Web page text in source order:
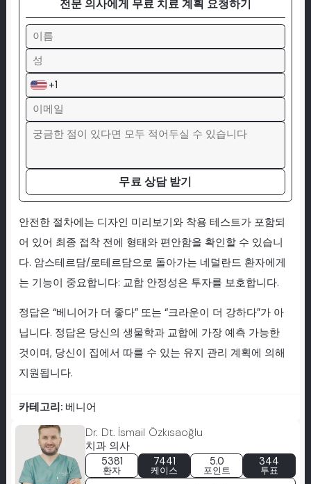
전문 의사에게 무료 치료 계획 요청하기
+1
무료 상담 받기
안전한 절차에는 디자인 미리보기와 착용 테스트가 포함되
어 있어 최종 접착 전에 형태와 편안함을 확인할 수 있습니
다. 암스테르담/로테르담으로 돌아가는 네덜란드 환자에게
는 기능이 중요합니다: 교합 안정성은 투자를 보호합니다.
정답은 “베니어가 더 좋다” 또는 “크라운이 더 강하다”가 아
닙니다. 정답은 당신의 생물학과 교합에 가장 예측 가능한
것이며, 당신이 집에서 따를 수 있는 유지 관리 계획에 의해
지원됩니다.
카테고리: 베니어
Dr. Dt. İsmail Özkısaoğlu
치과 의사
5381
환자
7441
케이스
5.0
포인트
344
투표